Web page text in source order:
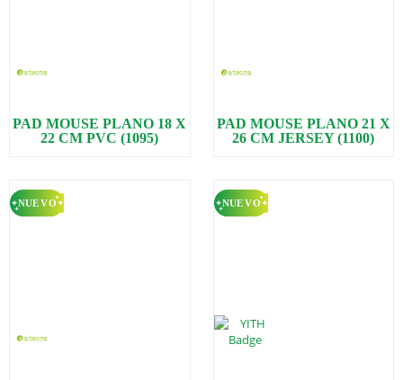
PAD MOUSE PLANO 18 X
22 CM PVC (1095)
PAD MOUSE PLANO 21 X
26 CM JERSEY (1100)